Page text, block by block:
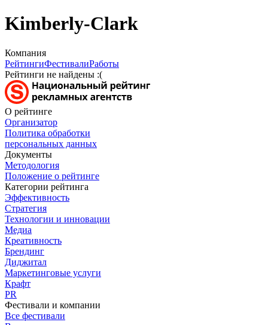
Kimberly-Clark
Компания
РейтингиФестивалиРаботы
Рейтинги не найдены :(
О рейтинге
Организатор
Политика обработки
персональных данных
Документы
Методология
Положение о рейтинге
Категории рейтинга
Эффективность
Стратегия
Технологии и инновации
Медиа
Креативность
Брендинг
Диджитал
Маркетинговые услуги
Крафт
PR
Фестивали и компании
Все фестивали